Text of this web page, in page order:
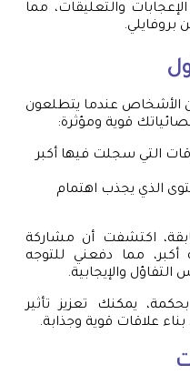
والتعليقات، مما
الأشخاص عندما يتطلعون
قوية ومؤثرة:
التي سجلت فيها أكبر
الذي يجذب اهتمام
اكتشفت أن مشاركة
أكبر، مما دفعني للتوجه
والإيجابية.
يمكنك تعزيز تأثير
علاقات قوية وجذابة.